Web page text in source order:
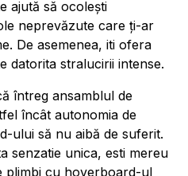
ajută să ocolești
neprevăzute care ți-ar
De asemenea, iti ofera
datorita stralucirii intense.
întreg ansamblul de
încât autonomia de
ului să nu aibă de suferit.
senzatie unica, esti mereu
plimbi cu hoverboard-ul